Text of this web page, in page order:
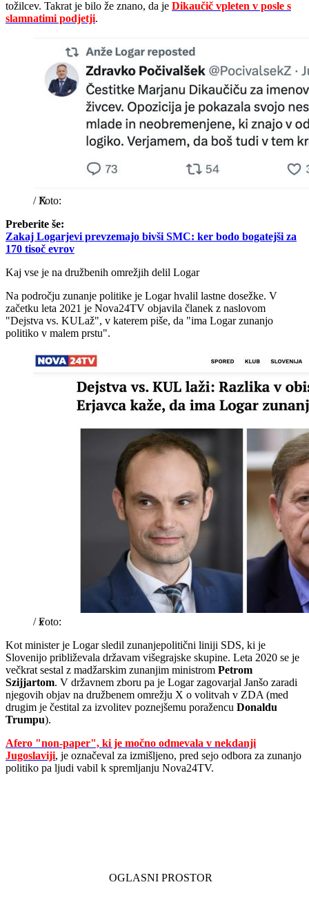
tožilcev. Takrat je bilo že znano, da je Dikaučič vpleten v posle s
slamnatimi podjetji.
/X
Preberite še:
Zakaj Logarjevi prevzemajo bivši SMC: ker bodo bogatejši za
170 tisoč evrov
Kaj vse je na družbenih omrežjih delil Logar
Na področju zunanje politike je Logar hvalil lastne dosežke. V
začetku leta 2021 je Nova24TV objavila članek z naslovom
"Dejstva vs. KULaž", v katerem piše, da "ima Logar zunanjo
politiko v malem prstu".
/x
Kot minister je Logar sledil zunanjepolitični liniji SDS, ki je
Slovenijo približevala državam višegrajske skupine. Leta 2020 se je
večkrat sestal z madžarskim zunanjim ministrom Petrom
Szijjartom. V državnem zboru pa je Logar zagovarjal Janšo zaradi
njegovih objav na družbenem omrežju X o volitvah v ZDA (med
drugim je čestital za izvolitev poznejšemu poražencu Donaldu
Trumpu).
Afero "non-paper", ki je močno odmevala v nekdanji
Jugoslaviji, je označeval za izmišljeno, pred sejo odbora za zunanjo
politiko pa ljudi vabil k spremljanju Nova24TV.